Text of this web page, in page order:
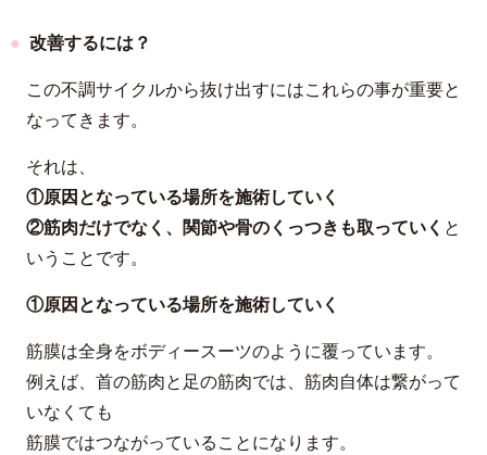
改善するには？
この不調サイクルから抜け出すにはこれらの事が重要と
なってきます。
それは、
①原因となっている場所を施術していく
②筋肉だけでなく、関節や骨のくっつきも取っていく と
いうことです。
①原因となっている場所を施術していく
筋膜は全身をボディースーツのように覆っています。
例えば、首の筋肉と足の筋肉では、筋肉自体は繋がって
いなくても
筋膜ではつながっていることになります。